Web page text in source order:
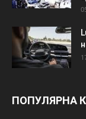
ПОПУЛЯРНА